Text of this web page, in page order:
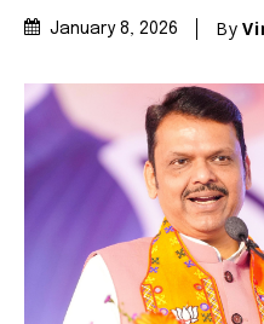
January 8, 2026 By